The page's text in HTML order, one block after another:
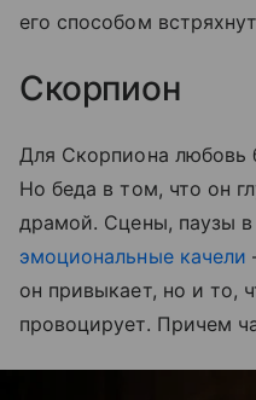
его способом
Скорпион
Для Скорпиона любовь
Но беда в том, что он
драмой. Сцены, паузы
эмоциональные качели
он привыкает, но и то,
провоцирует. Причем